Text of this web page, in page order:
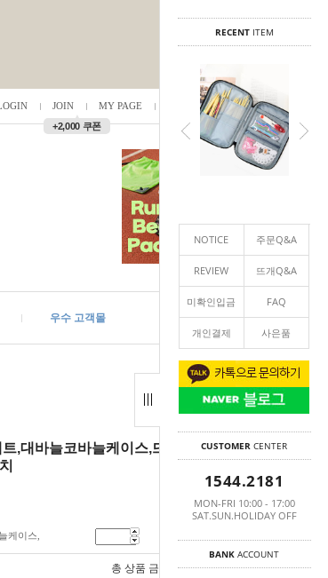
RECENTITEM
NOTICE 주문Q&A
REVIEW 뜨개Q&A
미확인입금 FAQ
개인결제 사은품
CUSTOMER CENTER
1544.2181
MON-FRI 10:00 - 17:00
SAT.SUN.HOLIDAY OFF
BANK ACCOUNT
JOIN
▲
+2,000 쿠폰
MY PAGE / 0
우수 고객몰
,대바늘코바늘케이스,뜨개바늘
케이스,
총 상품 금액 29,000 원